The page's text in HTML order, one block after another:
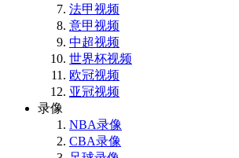
法甲视频
意甲视频
中超视频
世界杯视频
欧冠视频
亚冠视频
录像
NBA录像
CBA录像